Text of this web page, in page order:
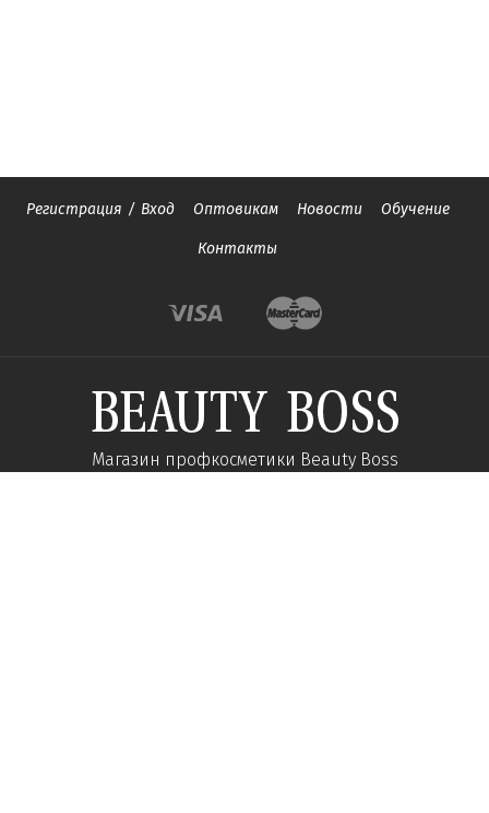
Регистрация / Вход Оптовикам Новости Обучение
Контакты
Магазин профкосметики Beauty Boss